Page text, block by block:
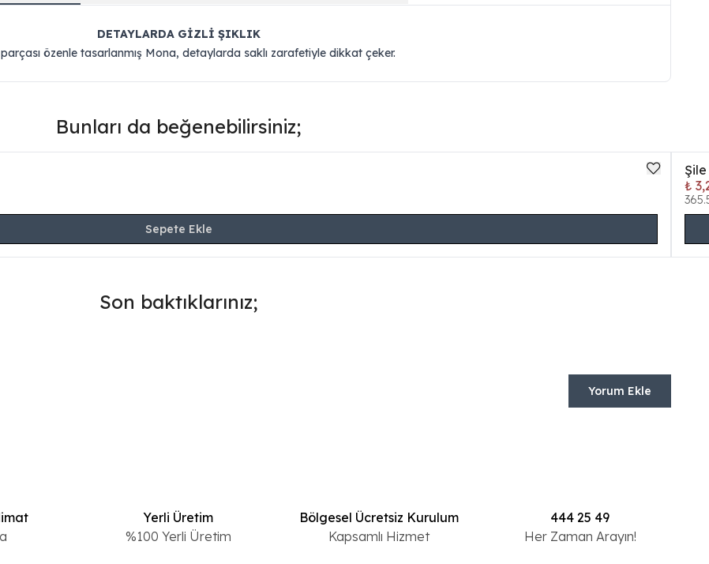
DETAYLARDA GİZLİ ŞIKLIK
özenle tasarlanmış Mona, detaylarda saklı zarafetiyle dikkat çeker.
Bunları da beğenebilirsiniz;
Sepete Ekle
₺
Son baktıklarınız;
Yorum Ekle
Yerli Üretim
%100 Yerli Üretim
Bölgesel Ücretsiz Kurulum
Kapsamlı Hizmet
444 25 49
Her Zaman Arayın!